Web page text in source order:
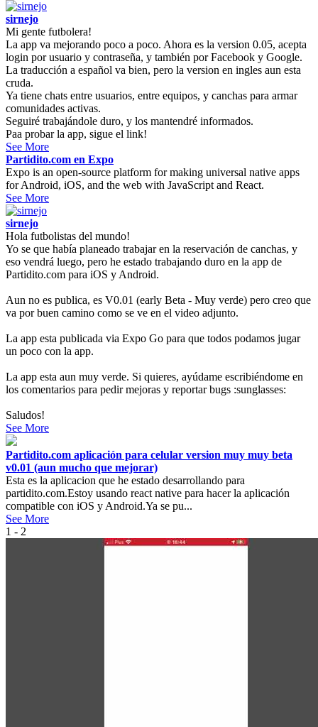
sirnejo
Mi gente futbolera!
La app va mejorando poco a poco. Ahora es la version 0.05, acepta
login por usuario y contraseña, y también por Facebook y Google.
La traducción a español va bien, pero la version en ingles aun esta
cruda.
Ya tiene chats entre usuarios, entre equipos, y canchas para armar
comunidades activas.
Seguiré trabajándole duro, y los mantendré informados.
Paa probar la app, sigue el link!
See More
Partidito.com en Expo
Expo is an open-source platform for making universal native apps
for Android, iOS, and the web with JavaScript and React.
See More
sirnejo
Hola futbolistas del mundo!
Yo se que había planeado trabajar en la reservación de canchas, y
eso vendrá luego, pero he estado trabajando duro en la app de
Partidito.com para iOS y Android.
Aun no es publica, es V0.01 (early Beta - Muy verde) pero creo que
va por buen camino como se ve en el video adjunto.
La app esta publicada via Expo Go para que todos podamos jugar
un poco con la app.
La app esta aun muy verde. Si quieres, ayúdame escribiéndome en
los comentarios para pedir mejoras y reportar bugs :sunglasses:
Saludos!
See More
Partidito.com aplicación para celular version muy muy beta
v0.01 (aun mucho que mejorar)
Esta es la aplicacion que he estado desarrollando para
partidito.com.Estoy usando react native para hacer la aplicación
compatible con iOS y Android.Ya se pu...
See More
1 - 2